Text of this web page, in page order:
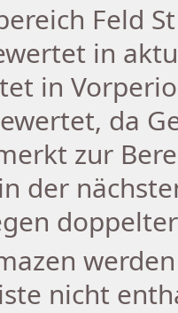
Feld
in
in
da
zur
der
nicht